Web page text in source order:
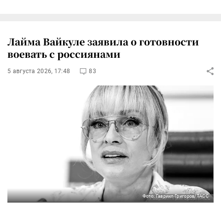
Лайма Вайкуле заявила о готовности
воевать с россиянами
5 августа 2026, 17:48 83
Фото: Гавриил Григоров/ТАСС